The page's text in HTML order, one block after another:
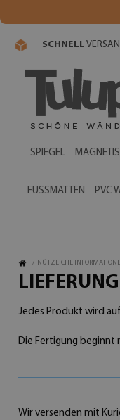
SCHNELL
SPIEGEL
FUSSMATTEN PVC
/ NÜTZLICHE
Jedes Produkt wird
Die Fertigung beginnt
Wir versenden mit